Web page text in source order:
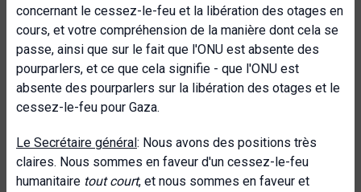
concernant le cessez-le-feu et la libération des otages en
cours, et votre compréhension de la manière dont cela se
passe, ainsi que sur le fait que l'ONU est absente des
pourparlers, et ce que cela signifie - que l'ONU est
absente des pourparlers sur la libération des otages et le
cessez-le-feu pour Gaza.
Le Secrétaire général: Nous avons des positions très
claires. Nous sommes en faveur d'un cessez-le-feu
humanitaire tout court, et nous sommes en faveur et